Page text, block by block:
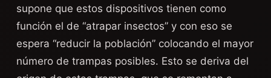
supone que estos dispositivos tienen como
función el de “atrapar insectos” y con eso se
espera “reducir la población” colocando el mayor
número de trampas posibles. Esto se deriva del